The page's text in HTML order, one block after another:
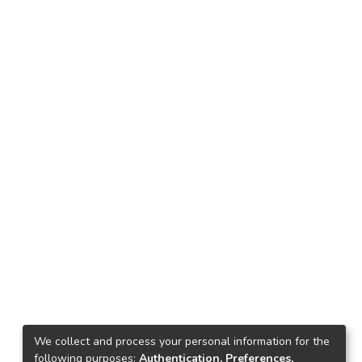
We collect and process your personal information for the
following purposes: Authentication, Preferences,